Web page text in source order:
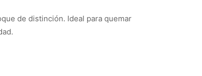
de distinción. Ideal para quemar